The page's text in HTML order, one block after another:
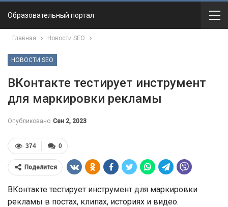
Образовательный портал
Главная Новости SEO
НОВОСТИ SEO
ВКонтакте тестирует инструмент
для маркировки рекламы
Опубликовано Сен 2, 2023
0
374
Поделится
ВКонтакте тестирует инструмент для маркировки
рекламы в постах, клипах, историях и видео.